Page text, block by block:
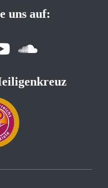
uns auf: